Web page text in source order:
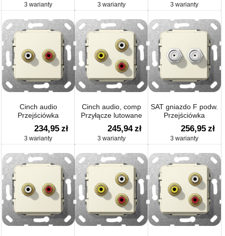
3 warianty 3 warianty 3 warianty
Cinch audio
Przejściówka
Urządzenie podtynk.
234,95 zł
3 warianty
Cinch audio, comp
Przyłącze lutowane
Urządzenie podtynk.
245,94 zł
3 warianty
SAT gniazdo F podw.
Przejściówka
Urządzenie podtynk.
256,95 zł
3 warianty